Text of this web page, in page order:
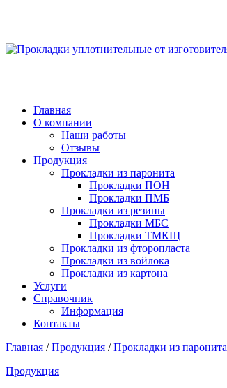
Главная
О компании
Наши работы
Отзывы
Продукция
Прокладки из паронита
Прокладки ПОН
Прокладки ПМБ
Прокладки из резины
Прокладки МБС
Прокладки ТМКЩ
Прокладки из фторопласта
Прокладки из войлока
Прокладки из картона
Услуги
Справочник
Информация
Контакты
Главная /Продукция /Прокладки из паронита
Продукция